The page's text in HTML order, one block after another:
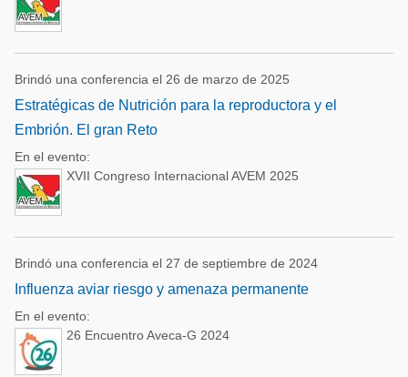
Brindó una conferencia el 26 de marzo de 2025
Estratégicas de Nutrición para la reproductora y el
Embrión. El gran Reto
En el evento:
XVII Congreso Internacional AVEM 2025
Brindó una conferencia el 27 de septiembre de 2024
Influenza aviar riesgo y amenaza permanente
En el evento:
26 Encuentro Aveca-G 2024